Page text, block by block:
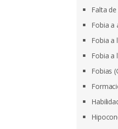
Falta
Fobia a
Fobia a
Fobia a
Fobias